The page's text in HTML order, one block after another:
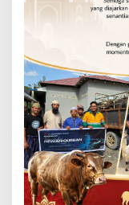
i
a
G
n
j
o
t
P
A
D
e
s